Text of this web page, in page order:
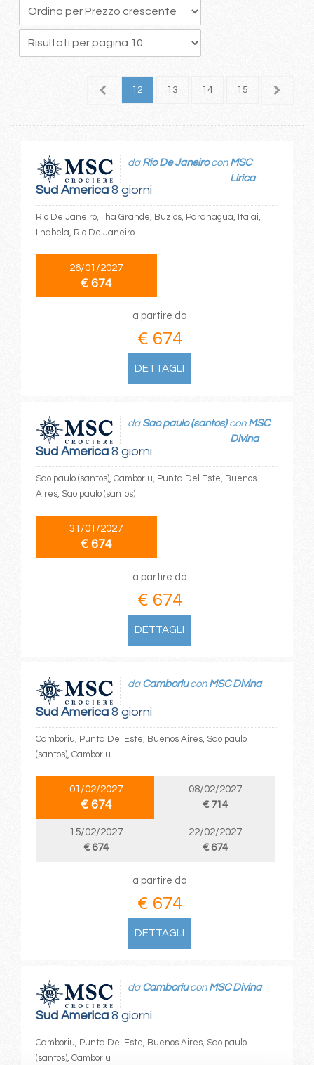
11 12 13 14 15 16
Sud America8 giorni
da Rio De Janeirocon MSC
Lirica
Rio De Janeiro, Ilha Grande, Buzios, Paranagua, Itajai,
Ilhabela, Rio De Janeiro
26/01/2027
€ 674
a partire da
€ 674
DETTAGLI
Sud America8 giorni
da Sao paulo (santos)con MSC
Divina
Sao paulo (santos), Camboriu, Punta Del Este, Buenos
Aires, Sao paulo (santos)
31/01/2027
€ 674
a partire da
€ 674
DETTAGLI
Sud America8 giorni
da Camboriucon MSC Divina
Camboriu, Punta Del Este, Buenos Aires, Sao paulo
(santos), Camboriu
01/02/2027
€ 674
08/02/2027
€ 714
15/02/2027
€ 674
22/02/2027
€ 674
a partire da
€ 674
DETTAGLI
Sud America8 giorni
da Camboriucon MSC Divina
Camboriu, Punta Del Este, Buenos Aires, Sao paulo
(santos), Camboriu